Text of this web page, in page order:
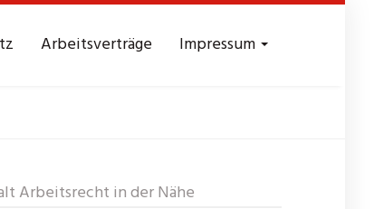
Arbeitsverträge Impressum
Arbeitsrecht in der Nähe